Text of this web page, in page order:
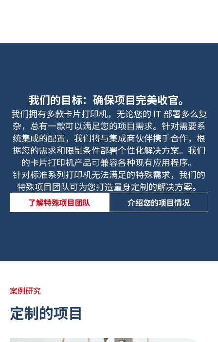
我们的目标：确保项目完美收官。
我们拥有多款卡片打印机，无论您的 IT 部署多么复
杂，总有一款可以满足您的项目需求。针对需要系
统集成的配置，我们将与集成商伙伴携手合作，根
据您的需求和限制条件部署个性化解决方案。我们
的卡片打印机产品可兼容各种现有应用程序。
针对标准系列打印机无法满足的特殊需求，我们的
特殊项目团队可为您打造量身定制的解决方案。
了解特殊项目团队 介绍您的项目情况
案例研究
定制的项目